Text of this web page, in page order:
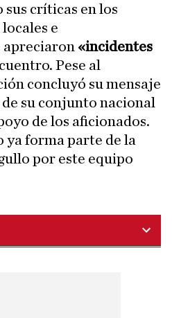
críticas en los
e
«incidentes
Pese al
concluyó su mensaje
su conjunto nacional
de los aficionados.
ya forma parte de la
por este equipo